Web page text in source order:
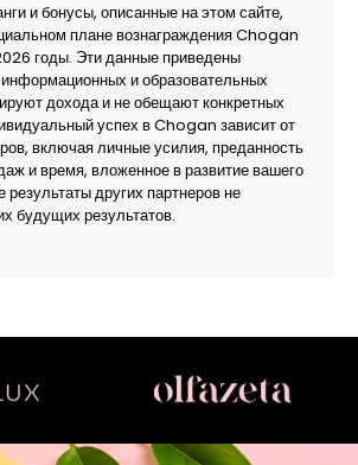
и бонусы, описанные на этом сайте,
плане вознаграждения Chogan
годы. Эти данные приведены
и образовательных
дохода и не обещают конкретных
успех в Chogan зависит от
включая личные усилия, преданность
и время, вложенное в развитие вашего
других партнеров не
будущих результатов.